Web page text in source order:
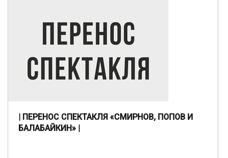
| ПЕРЕНОС СПЕКТАКЛЯ «СМИРНОВ, ПОПОВ И
БАЛАБАЙКИН» |